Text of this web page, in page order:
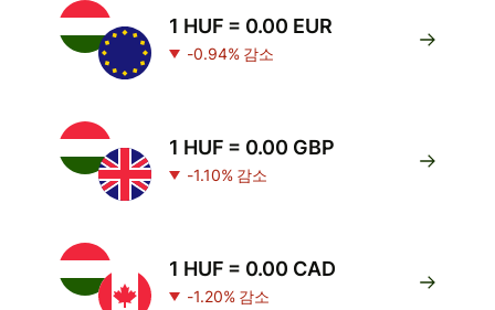
1 HUF = 0.00 EUR
-0.94% 감소
1 HUF = 0.00 GBP
-1.10% 감소
1 HUF = 0.00 CAD
-1.20% 감소